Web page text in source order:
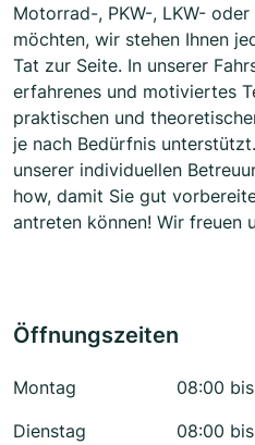
Motorrad-, PKW-, LKW-
möchten, wir stehen Ihnen
Tat zur Seite. In unserer
erfahrenes und motiviertes
praktischen und
je nach Bedürfnis
unserer individuellen
how, damit Sie gut
antreten können! Wir freuen
Öffnungszeiten
Montag
08:00
Dienstag
08:00